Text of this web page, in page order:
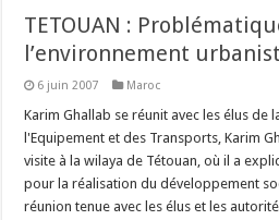
TETOUAN :
l’environnement
6 juin 2007 Maroc
Karim Ghallab se réunit avec les élus de
l'Equipement et des Transports, Karim
visite à la wilaya de Tétouan, où il a
pour la réalisation du développement
réunion tenue avec les élus et les